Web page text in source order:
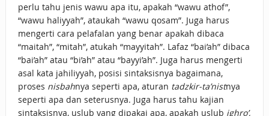
perlu tahu jenis wawu apa itu, apakah “wawu athof”,
“wawu haliyyah”, ataukah “wawu qosam”. Juga harus
mengerti cara pelafalan yang benar apakah dibaca
“maitah”, “mitah”, atukah “mayyitah”. Lafaz “bai’ah” dibaca
“bai’ah” atau “bi’ah” atau “bayyi’ah”. Juga harus mengerti
asal kata jahiliyyah, posisi sintaksisnya bagaimana,
proses nisbahnya seperti apa, aturan tadzkir-ta’nistnya
seperti apa dan seterusnya. Juga harus tahu kajian
sintaksisnya, uslub yang dipakai apa, apakah uslub ighro’,